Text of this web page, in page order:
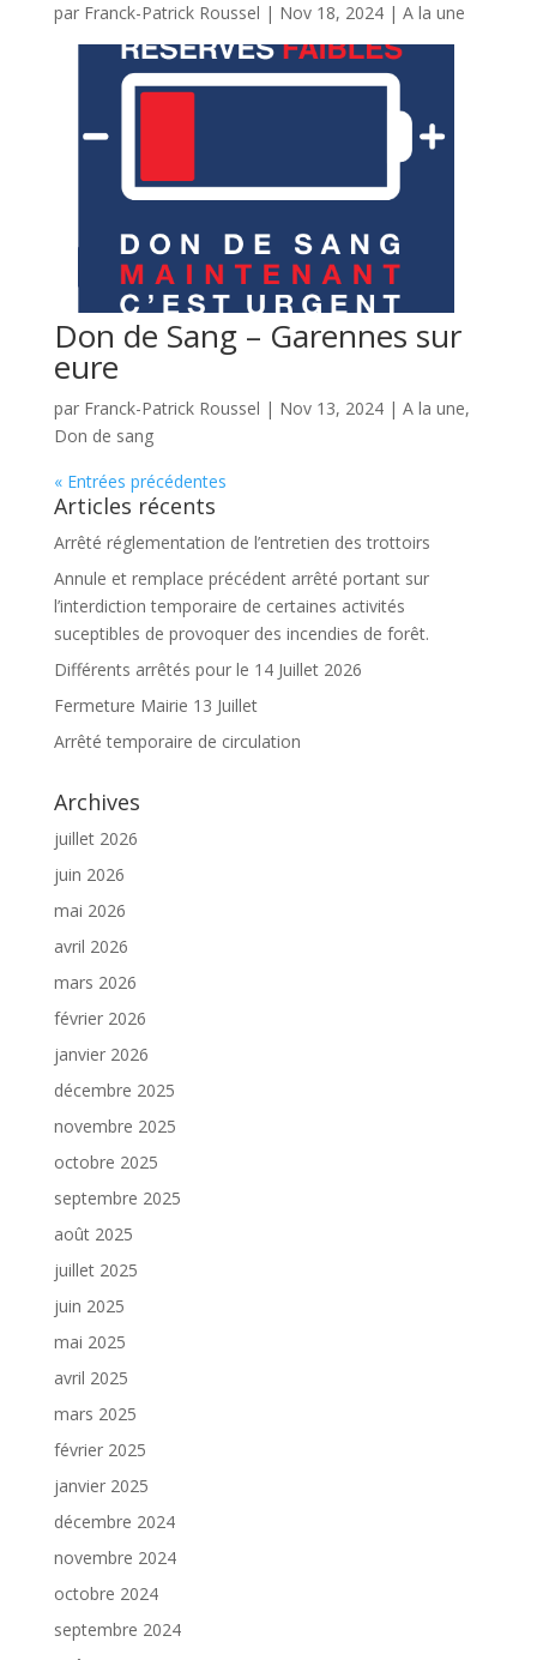
par Franck-Patrick Roussel | Nov 18, 2024| A la une
Don de Sang – Garennes sur
eure
par Franck-Patrick Roussel | Nov 13, 2024| A la une,
Don de sang
« Entrées précédentes
Articles récents
Arrêté réglementation de l’entretien des trottoirs
Annule et remplace précédent arrêté portant sur
l’interdiction temporaire de certaines activités
suceptibles de provoquer des incendies de forêt.
Différents arrêtés pour le 14 Juillet 2026
Fermeture Mairie 13 Juillet
Arrêté temporaire de circulation
Archives
juillet 2026
juin 2026
mai 2026
avril 2026
mars 2026
février 2026
janvier 2026
décembre 2025
novembre 2025
octobre 2025
septembre 2025
août 2025
juillet 2025
juin 2025
mai 2025
avril 2025
mars 2025
février 2025
janvier 2025
décembre 2024
novembre 2024
octobre 2024
septembre 2024